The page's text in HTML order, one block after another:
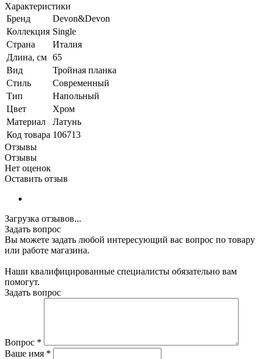
Характеристики
Бренд
Devon&Devon
Коллекция Single
Страна
Италия
Длина, см 65
Вид
Тройная планка
Стиль
Современный
Тип
Напольный
Цвет
Хром
Материал
Латунь
Код товара 106713
Отзывы
Отзывы
Нет оценок
Оставить отзыв
Загрузка отзывов...
Задать вопрос
Вы можете задать любой интересующий вас вопрос по товару
или работе магазина.
Наши квалифицированные специалисты обязательно вам
помогут.
Задать вопрос
Вопрос *
Ваше имя *